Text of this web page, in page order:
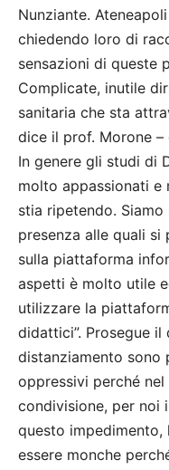
Nunziante.
chiedendo loro di
sensazioni di queste
Complicate, inutile
sanitaria che sta
dice il prof. Morone
In genere gli studi di
molto appassionati e
stia ripetendo.
presenza alle quali si
sulla piattaforma
aspetti è molto utile
utilizzare la
didattici”. Prosegue il
distanziamento sono
oppressivi perché
condivisione, per noi
questo
essere monche